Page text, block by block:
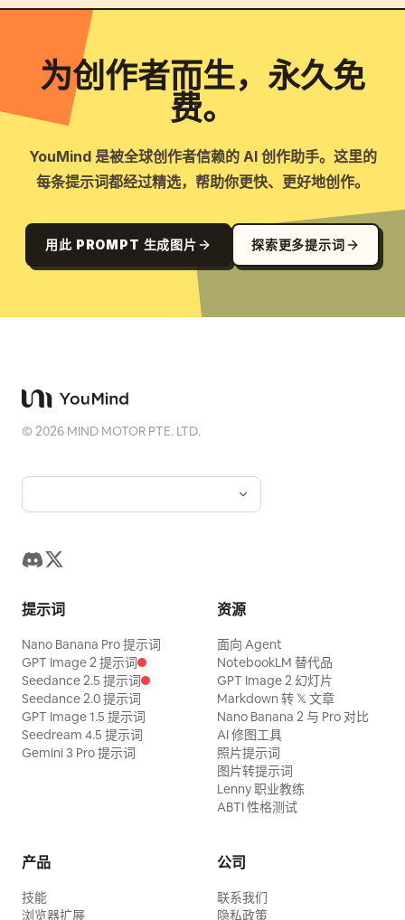
为创作者而生，永久免
费。
YouMind 是被全球创作者信赖的 AI 创作助手。这里的
每条提示词都经过精选，帮助你更快、更好地创作。
用此 PROMPT 生成图片 探索更多提示词
©2026 MIND MOTOR PTE. LTD.
提示词
Nano Banana Pro 提示词
GPT Image 2 提示词
Seedance 2.5 提示词
Seedance 2.0 提示词
GPT Image 1.5 提示词
Seedream 4.5 提示词
Gemini 3 Pro 提示词
资源
面向 Agent
NotebookLM 替代品
GPT Image 2 幻灯片
Markdown 转 𝕏 文章
Nano Banana 2 与 Pro 对比
AI 修图工具
照片提示词
图片转提示词
Lenny 职业教练
ABTI 性格测试
产品
技能
浏览器扩展
公司
联系我们
隐私政策